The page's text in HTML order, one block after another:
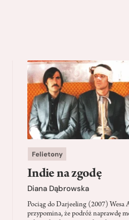
Felietony
Indie na zgodę
Diana Dąbrowska
Pociąg do Darjeeling (2007) Wesa
przypomina, że podróż naprawdę